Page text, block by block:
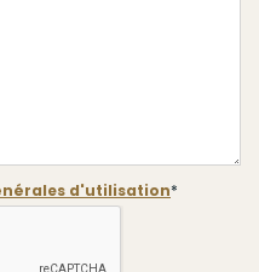
d'utilisation*